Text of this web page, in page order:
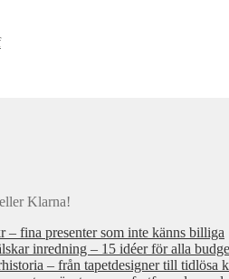
Klarna!
– fina presenter som inte känns billiga
inredning – 15 idéer för alla
– från tapetdesigner till tidlösa